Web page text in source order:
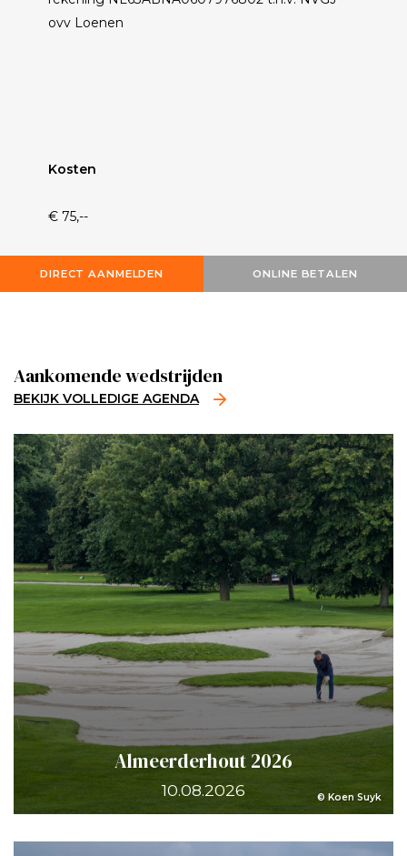
ovv Loenen
Kosten
€ 75,--
DIRECT AANMELDEN ONLINE BETALEN
Aankomende wedstrijden
BEKIJK VOLLEDIGE AGENDA
© Koen Suyk
Almeerderhout 2026
10.08.2026